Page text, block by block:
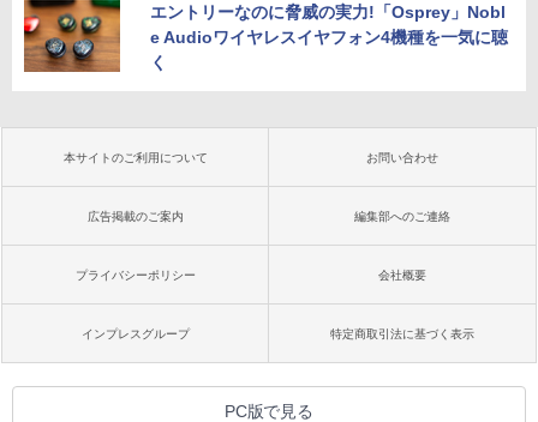
エントリーなのに脅威の実力!「Osprey」Nobl
e Audioワイヤレスイヤフォン4機種を一気に聴
く
本サイトのご利用について お問い合わせ
広告掲載のご案内 編集部へのご連絡
プライバシーポリシー 会社概要
インプレスグループ 特定商取引法に基づく表示
PC版で見る